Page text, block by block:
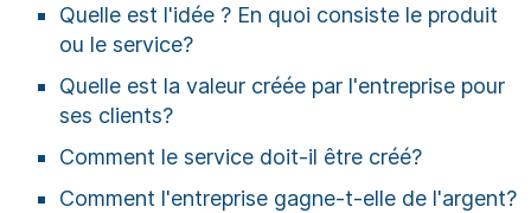
Quelle est l'idée ? En quoi consiste le produit
ou le service?
Quelle est la valeur créée par l'entreprise pour
ses clients?
Comment le service doit-il être créé?
Comment l'entreprise gagne-t-elle de l'argent?